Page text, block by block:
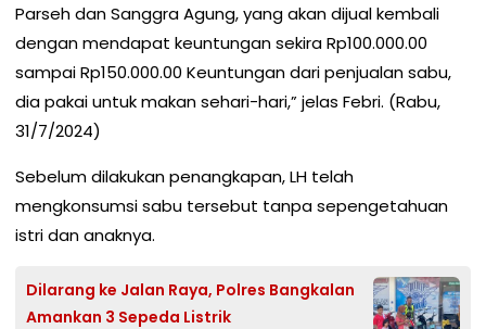
Parseh dan Sanggra Agung, yang akan dijual kembali
dengan mendapat keuntungan sekira Rp100.000.00
sampai Rp150.000.00 Keuntungan dari penjualan sabu,
dia pakai untuk makan sehari-hari,” jelas Febri. (Rabu,
31/7/2024)
Sebelum dilakukan penangkapan, LH telah
mengkonsumsi sabu tersebut tanpa sepengetahuan
istri dan anaknya.
Dilarang ke Jalan Raya, Polres Bangkalan
Amankan 3 Sepeda Listrik